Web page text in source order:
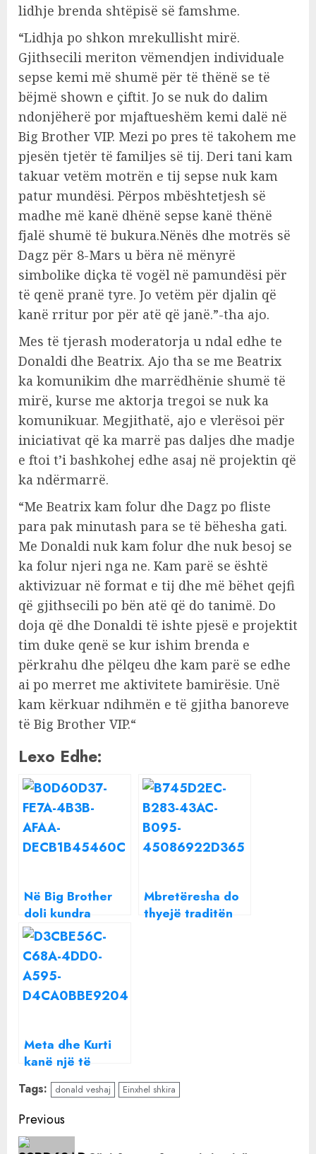
lidhje brenda shtëpisë së famshme.
“Lidhja po shkon mrekullisht mirë.
Gjithsecili meriton vëmendjen individuale
sepse kemi më shumë për të thënë se të
bëjmë shown e çiftit. Jo se nuk do dalim
ndonjëherë por mjaftueshëm kemi dalë në
Big Brother VIP. Mezi po pres të takohem me
pjesën tjetër të familjes së tij. Deri tani kam
takuar vetëm motrën e tij sepse nuk kam
patur mundësi. Përpos mbështetjesh së
madhe më kanë dhënë sepse kanë thënë
fjalë shumë të bukura.Nënës dhe motrës së
Dagz për 8-Mars u bëra në mënyrë
simbolike diçka të vogël në pamundësi për
të qenë pranë tyre. Jo vetëm për djalin që
kanë rritur por për atë që janë.”-tha ajo.
Mes të tjerash moderatorja u ndal edhe te
Donaldi dhe Beatrix. Ajo tha se me Beatrix
ka komunikim dhe marrëdhënie shumë të
mirë, kurse me aktorja tregoi se nuk ka
komunikuar. Megjithatë, ajo e vlerësoi për
iniciativat që ka marrë pas daljes dhe madje
e ftoi t’i bashkohej edhe asaj në projektin që
ka ndërmarrë.
“Me Beatrix kam folur dhe Dagz po fliste
para pak minutash para se të bëhesha gati.
Me Donaldi nuk kam folur dhe nuk besoj se
ka folur njeri nga ne. Kam parë se është
aktivizuar në format e tij dhe më bëhet qejfi
që gjithsecili po bën atë që do tanimë. Do
doja që dhe Donaldi të ishte pjesë e projektit
tim duke qenë se kur ishim brenda e
përkrahu dhe pëlqeu dhe kam parë se edhe
ai po merret me aktivitete bamirësie. Unë
kam kërkuar ndihmën e të gjitha banoreve
të Big Brother VIP.“
Lexo Edhe:
Në Big Brother
doli kundra
Donaldit, çfarë
po e lidh Einxhel
Shkirën me
Borën?
Mbretëresha do
thyejë traditën
Meta dhe Kurti
kanë një të
përbashkët,
zbuloni për çfarë
bëhet fjalë
Tags: donald veshaj Einxhel shkira
Continue
Reading
Previous